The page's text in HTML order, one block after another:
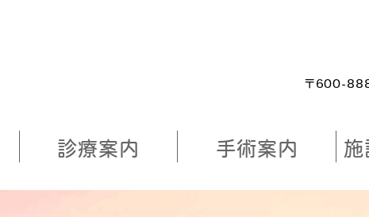
〒600-
診療案内 手術案内 施